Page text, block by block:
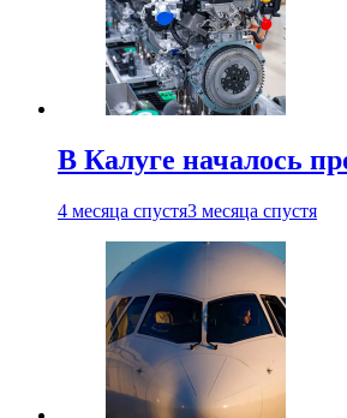
В Калуге началось
4 месяца спустя3 месяца спустя